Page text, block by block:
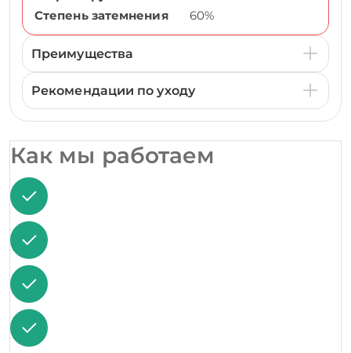
Степень затемнения
60%
Преимущества
Рекомендации по уходу
Как мы работаем